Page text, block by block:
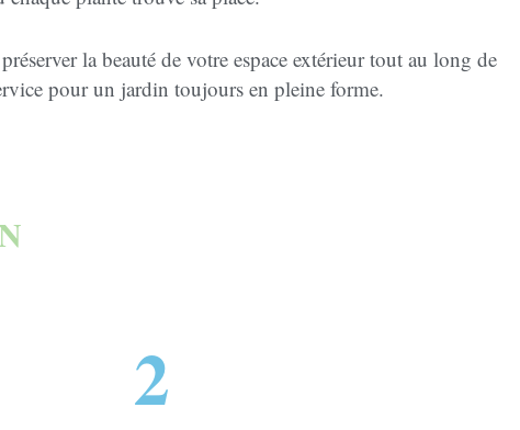
la beauté de votre espace extérieur tout au long de
pour un jardin toujours en pleine forme.
2